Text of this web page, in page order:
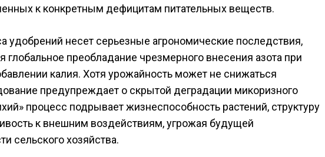
к конкретным дефицитам питательных веществ.
удобрений несет серьезные агрономические последствия,
глобальное преобладание чрезмерного внесения азота при
калия. Хотя урожайность может не снижаться
предупреждает о скрытой деградации микоризного
процесс подрывает жизнеспособность растений, структуру
к внешним воздействиям, угрожая будущей
сельского хозяйства.